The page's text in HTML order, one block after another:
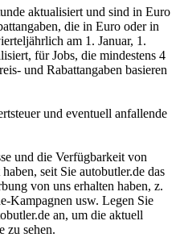
aktualisiert und sind in Euro
die in Euro oder in
am 1. Januar, 1.
für Jobs, die mindestens 4
und Rabattangaben basieren
und eventuell anfallende
und die Verfügbarkeit von
seit Sie autobutler.de das
von uns erhalten haben, z.
Kampagnen usw. Legen Sie
an, um die aktuell
zu sehen.